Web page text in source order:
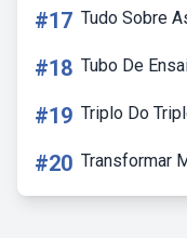
#17 Tudo Sobre
#18 Tubo De
#19 Triplo Do
#20 Transformar